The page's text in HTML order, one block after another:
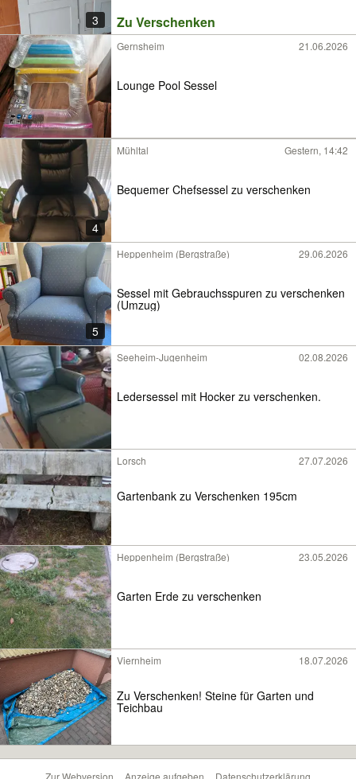
3 Zu Verschenken
Gernsheim 21.06.2026
Lounge Pool Sessel
4
Mühltal Gestern, 14:42
Bequemer Chefsessel zu verschenken
5
Heppenheim (Bergstraße) 29.06.2026
Sessel mit Gebrauchsspuren zu verschenken
(Umzug)
Seeheim-Jugenheim 02.08.2026
Ledersessel mit Hocker zu verschenken.
Lorsch 27.07.2026
Gartenbank zu Verschenken 195cm
Heppenheim (Bergstraße) 23.05.2026
Garten Erde zu verschenken
Viernheim 18.07.2026
Zu Verschenken! Steine für Garten und
Teichbau
Zur Webversion Anzeige aufgeben Datenschutzerklärung